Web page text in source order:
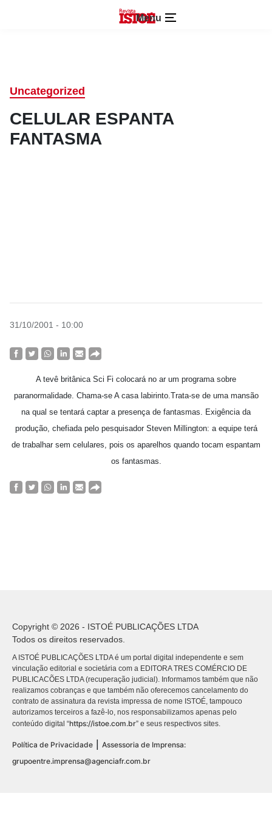
Menu
Uncategorized
CELULAR ESPANTA
FANTASMA
31/10/2001 - 10:00
A tevê britânica Sci Fi colocará no ar um programa sobre
paranormalidade. Chama-se A casa labirinto.Trata-se de uma mansão
na qual se tentará captar a presença de fantasmas. Exigência da
produção, chefiada pelo pesquisador Steven Millington: a equipe terá
de trabalhar sem celulares, pois os aparelhos quando tocam espantam
os fantasmas.
Copyright © 2026 - ISTOÉ PUBLICAÇÕES LTDA
Todos os direitos reservados.
A ISTOÉ PUBLICAÇÕES LTDA é um portal digital independente e sem
vinculação editorial e societária com a EDITORA TRES COMÉRCIO DE
PUBLICACÕES LTDA (recuperação judicial). Informamos também que não
realizamos cobranças e que também não oferecemos cancelamento do
contrato de assinatura da revista impressa de nome ISTOÉ, tampouco
autorizamos terceiros a fazê-lo, nos responsabilizamos apenas pelo
conteúdo digital “https://istoe.com.br” e seus respectivos sites.
Política de Privacidade
Assessoria de Imprensa:
grupoentre.imprensa@agenciafr.com.br